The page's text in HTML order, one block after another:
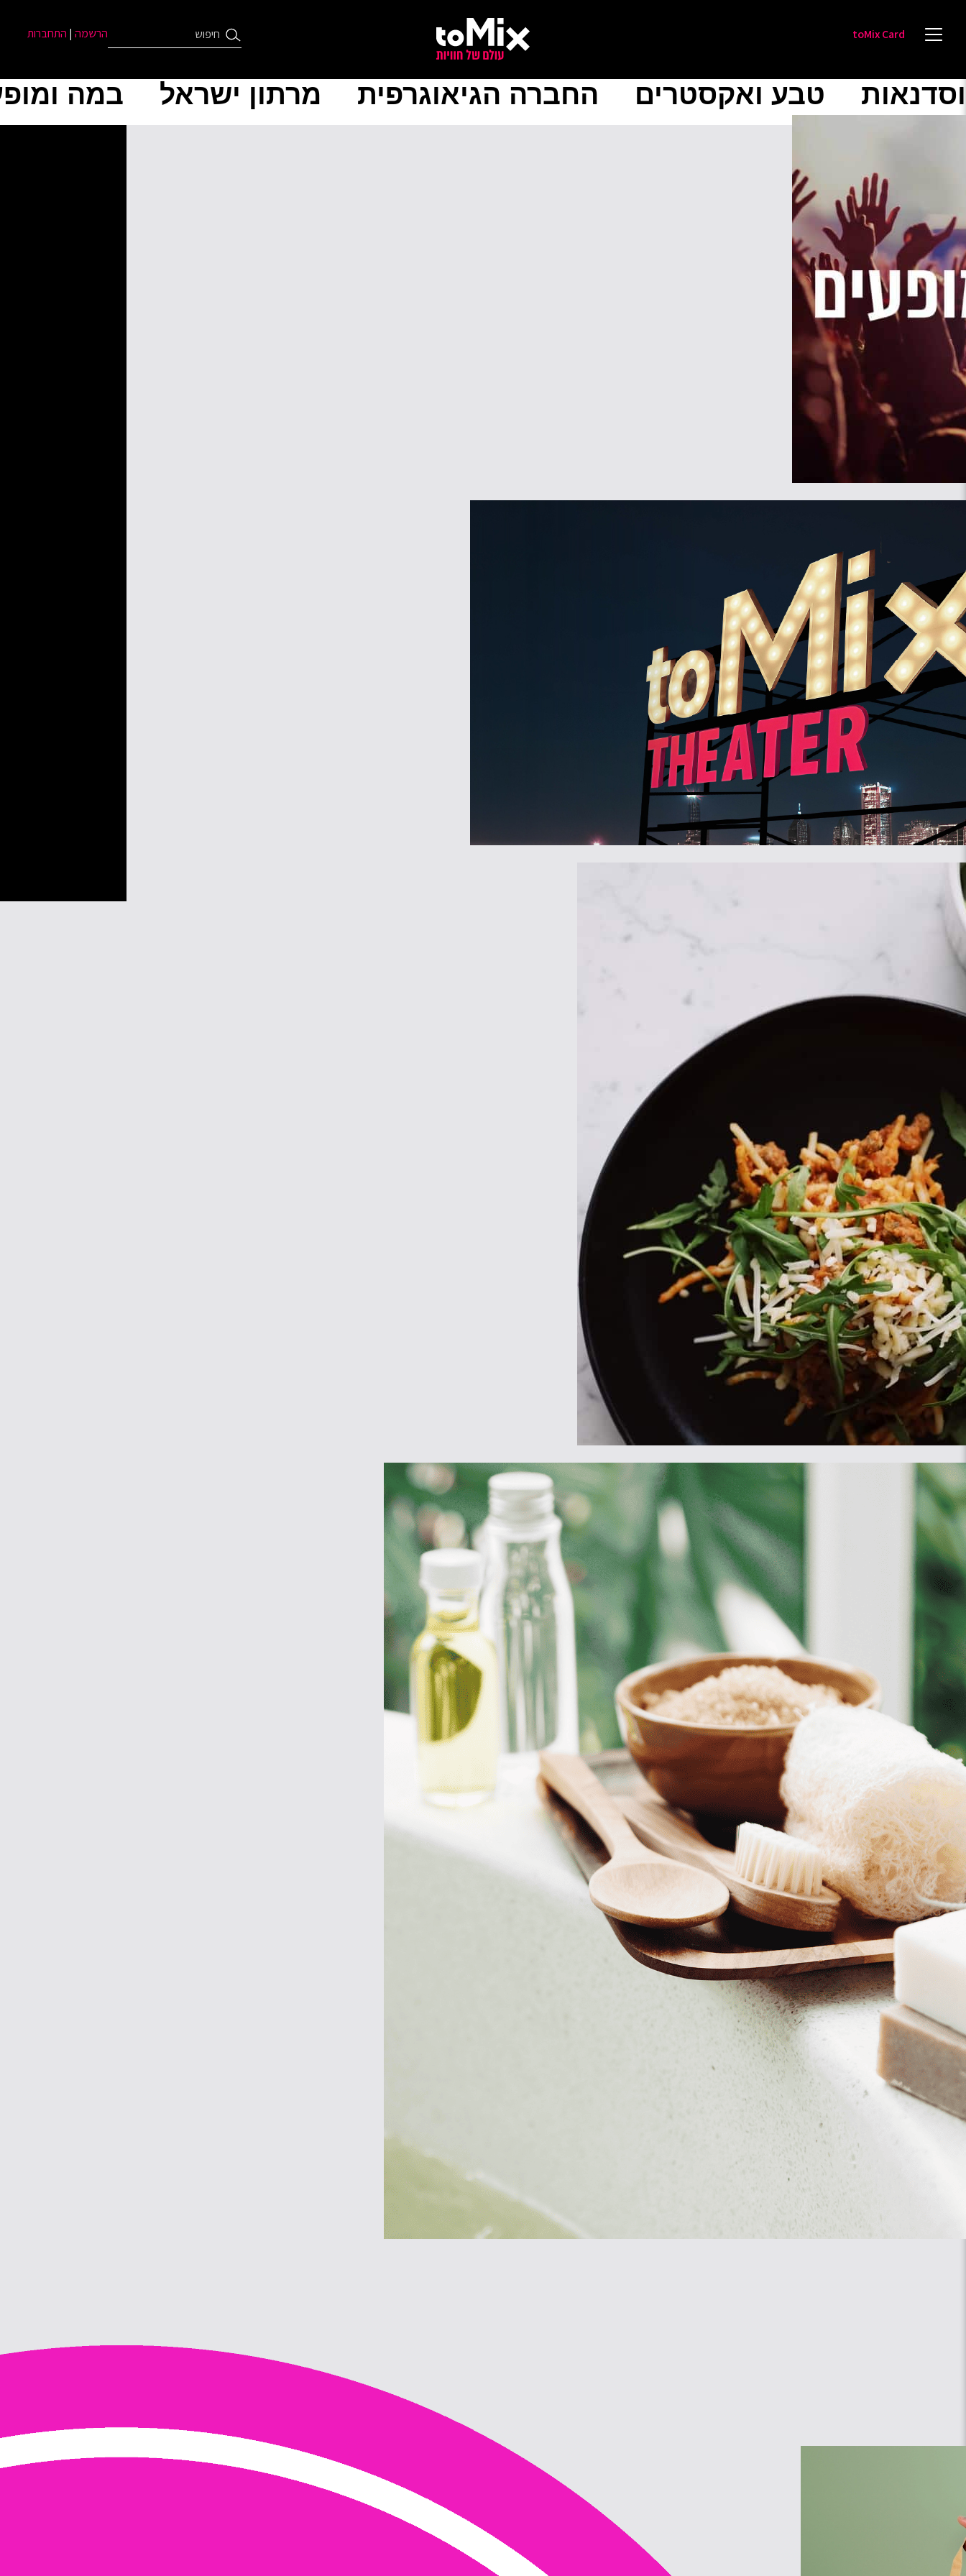
toMix Card הרשמה | התחברות
טבע ואקסטרים החברה הגיאוגרפית מרתון ישראל במה